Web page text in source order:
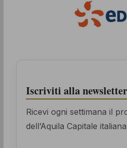
Iscriviti alla
Ricevi ogni settimana il
dell’Aquila Capitale